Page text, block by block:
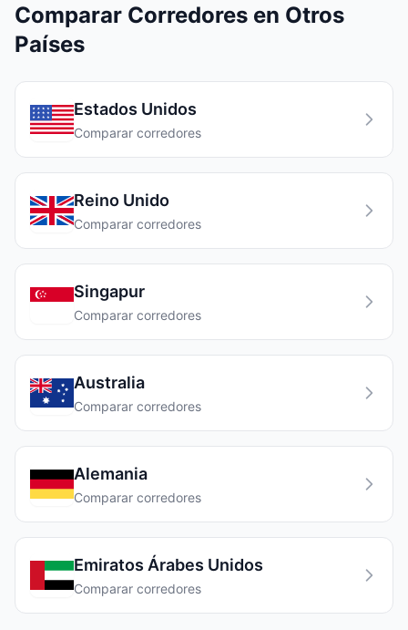
Comparar Corredores en Otros
Países
Estados Unidos
Comparar corredores
Reino Unido
Comparar corredores
Singapur
Comparar corredores
Australia
Comparar corredores
Alemania
Comparar corredores
Emiratos Árabes Unidos
Comparar corredores